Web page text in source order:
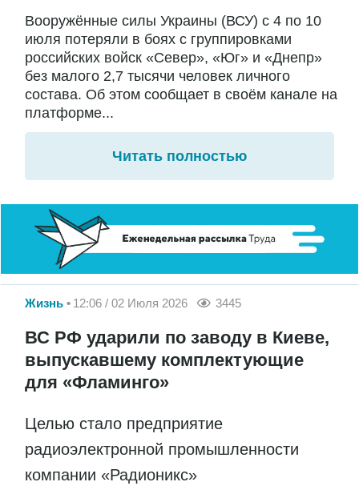
Вооружённые силы Украины (ВСУ) с 4 по 10
июля потеряли в боях с группировками
российских войск «Север», «Юг» и «Днепр»
без малого 2,7 тысячи человек личного
состава. Об этом сообщает в своём канале на
платформе...
Читать полностью
Жизнь 12:06 / 02 Июля 2026 3445
ВС РФ ударили по заводу в Киеве,
выпускавшему комплектующие
для «Фламинго»
Целью стало предприятие
радиоэлектронной промышленности
компании «Радионикс»